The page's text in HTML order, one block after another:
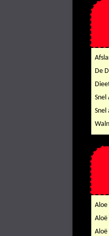
De
Snel
Snel
Aloe
Aloë
Aloë